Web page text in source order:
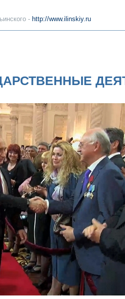
- http://www.ilinskiy.ru